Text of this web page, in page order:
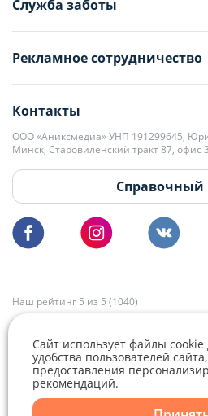
Служба заботы
+375 29 376-13-70
+375 33 376-13-70
editor@domovita.by
Мы принимаем звонки и отвечаем на
18:00.
Рекламное сотрудничество
+375 29 563-15-61 Кристина
kb@domovita.by
+375 29 179-11-28 Владислав
vg@domovita.by
Пишите и звоните нам в будние дни с
Контакты
ООО «Аниксмедиа» УНП 191299645,
Минск, Старовиленский тракт 87, офис
Справочный
Наш рейтинг 5 из 5 (1040)
Сайт использует файлы
удобства пользователей
предоставления
рекомендаций.